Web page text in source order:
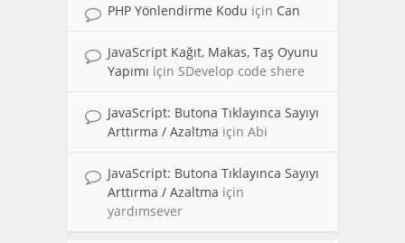
PHP Yönlendirme Kodu için Can
JavaScript Kağıt, Makas, Taş Oyunu
Yapımı için SDevelop code shere
JavaScript: Butona Tıklayınca Sayıyı
Arttırma / Azaltma için Abi
JavaScript: Butona Tıklayınca Sayıyı
Arttırma / Azaltma için
yardımsever